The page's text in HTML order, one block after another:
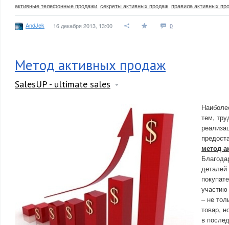
активные телефонные продажи секреты активных продаж правила активных
AndJek 16 декабря 2013, 13:00 0
Метод активных продаж
SalesUP - ultimate sales
тем,
метод
деталей
участию
– не
товар,
в